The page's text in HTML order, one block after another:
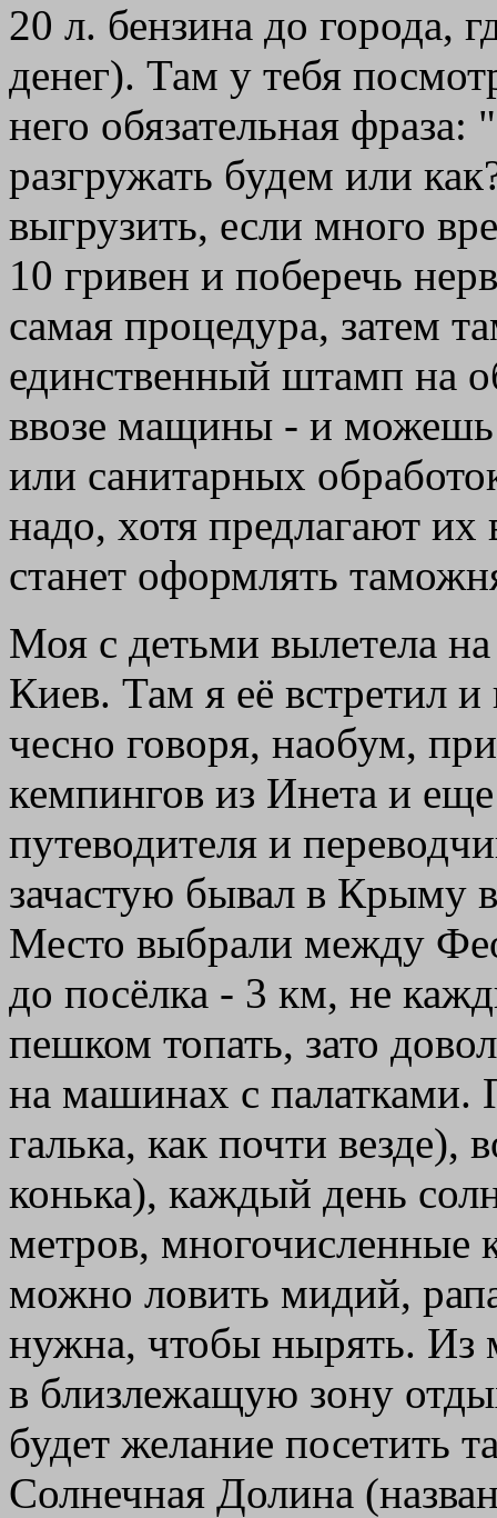
20 л. бензина до города,
денег). Там у тебя
него обязательная
разгружать будем или
выгрузить, если много
10 гривен и поберечь
самая процедура, затем
единственный штамп на
ввозе мащины - и можешь
или санитарных
надо, хотя предлагают их
станет оформлять
Моя с детьми вылетела
Киев. Там я её встретил
чесно говоря, наобум,
кемпингов из Инета и
путеводителя и
зачастую бывал в Крыму
Место выбрали между
до посёлка - 3 км, не
пешком топать, зато
на машинах с палатками.
галька, как почти везде),
конька), каждый день
метров, многочисленные
можно ловить мидий,
нужна, чтобы нырять. Из
в близлежащую зону
будет желание посетить
Солнечная Долина